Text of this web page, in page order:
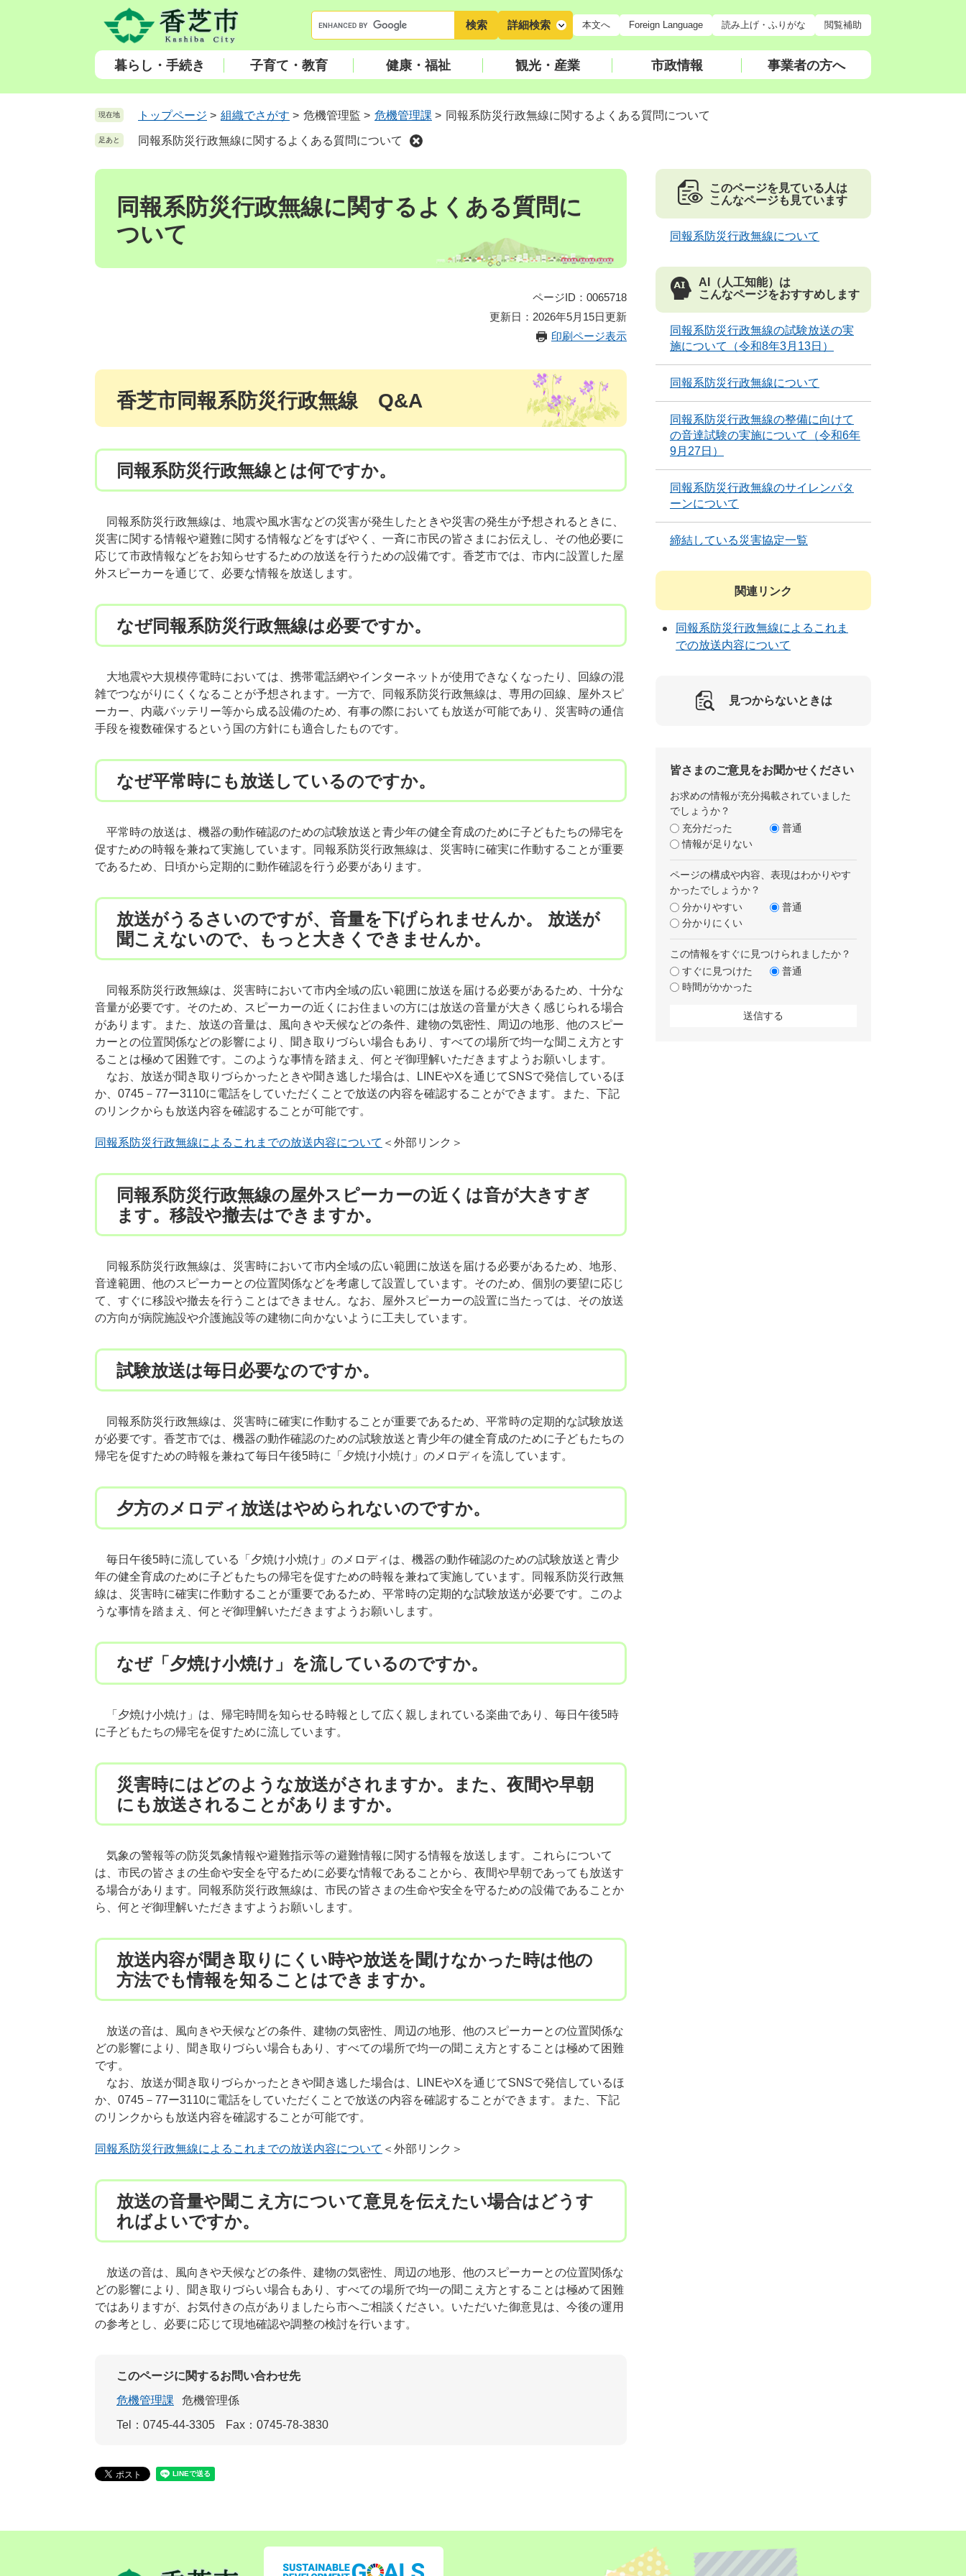
頭
飛
ー
ワ
ー
索
詳細検索 本文へ Foreign Language 読み上げ・ふりがな 閲覧補助
暮らし・手続き 子育て・教育 健康・福祉 観光・産業 市政情報 事業者の方へ
現在地 トップページ > 組織でさがす > 危機管理監 > 危機管理課 > 同報系防災行政無線に関するよくある質問について
足あと 同報系防災行政無線に関するよくある質問について
本
同報系防災行政無線に関するよくある質問に
ついて
ページID：0065718
更新日：2026年5月15日更新
印刷ページ表示
香芝市同報系防災行政無線 Q&A
同報系防災行政無線とは何ですか。
同報系防災行政無線は、地震や風水害などの災害が発生したときや災害の発生が予想されるときに、
災害に関する情報や避難に関する情報などをすばやく、一斉に市民の皆さまにお伝えし、その他必要に
応じて市政情報などをお知らせするための放送を行うための設備です。香芝市では、市内に設置した屋
外スピーカーを通じて、必要な情報を放送します。
なぜ同報系防災行政無線は必要ですか。
大地震や大規模停電時においては、携帯電話網やインターネットが使用できなくなったり、回線の混
雑でつながりにくくなることが予想されます。一方で、同報系防災行政無線は、専用の回線、屋外スピ
ーカー、内蔵バッテリー等から成る設備のため、有事の際においても放送が可能であり、災害時の通信
手段を複数確保するという国の方針にも適合したものです。
なぜ平常時にも放送しているのですか。
平常時の放送は、機器の動作確認のための試験放送と青少年の健全育成のために子どもたちの帰宅を
促すための時報を兼ねて実施しています。同報系防災行政無線は、災害時に確実に作動することが重要
であるため、日頃から定期的に動作確認を行う必要があります。
放送がうるさいのですが、音量を下げられませんか。 放送が
聞こえないので、もっと大きくできませんか。
同報系防災行政無線は、災害時において市内全域の広い範囲に放送を届ける必要があるため、十分な
音量が必要です。そのため、スピーカーの近くにお住まいの方には放送の音量が大きく感じられる場合
があります。また、放送の音量は、風向きや天候などの条件、建物の気密性、周辺の地形、他のスピー
カーとの位置関係などの影響により、聞き取りづらい場合もあり、すべての場所で均一な聞こえ方とす
ることは極めて困難です。このような事情を踏まえ、何とぞ御理解いただきますようお願いします。
なお、放送が聞き取りづらかったときや聞き逃した場合は、LINEやXを通じてSNSで発信しているほ
か、0745－77ー3110に電話をしていただくことで放送の内容を確認することができます。また、下記
のリンクからも放送内容を確認することが可能です。
同報系防災行政無線によるこれまでの放送内容について ＜外部リンク＞
同報系防災行政無線の屋外スピーカーの近くは音が大きすぎ
ます。移設や撤去はできますか。
同報系防災行政無線は、災害時において市内全域の広い範囲に放送を届ける必要があるため、地形、
音達範囲、他のスピーカーとの位置関係などを考慮して設置しています。そのため、個別の要望に応じ
て、すぐに移設や撤去を行うことはできません。なお、屋外スピーカーの設置に当たっては、その放送
の方向が病院施設や介護施設等の建物に向かないように工夫しています。
試験放送は毎日必要なのですか。
同報系防災行政無線は、災害時に確実に作動することが重要であるため、平常時の定期的な試験放送
が必要です。香芝市では、機器の動作確認のための試験放送と青少年の健全育成のために子どもたちの
帰宅を促すための時報を兼ねて毎日午後5時に「夕焼け小焼け」のメロディを流しています。
夕方のメロディ放送はやめられないのですか。
毎日午後5時に流している「夕焼け小焼け」のメロディは、機器の動作確認のための試験放送と青少
年の健全育成のために子どもたちの帰宅を促すための時報を兼ねて実施しています。同報系防災行政無
線は、災害時に確実に作動することが重要であるため、平常時の定期的な試験放送が必要です。このよ
うな事情を踏まえ、何とぞ御理解いただきますようお願いします。
なぜ「夕焼け小焼け」を流しているのですか。
「夕焼け小焼け」は、帰宅時間を知らせる時報として広く親しまれている楽曲であり、毎日午後5時
に子どもたちの帰宅を促すために流しています。
災害時にはどのような放送がされますか。また、夜間や早朝
にも放送されることがありますか。
気象の警報等の防災気象情報や避難指示等の避難情報に関する情報を放送します。これらについて
は、市民の皆さまの生命や安全を守るために必要な情報であることから、夜間や早朝であっても放送す
る場合があります。同報系防災行政無線は、市民の皆さまの生命や安全を守るための設備であることか
ら、何とぞ御理解いただきますようお願いします。
放送内容が聞き取りにくい時や放送を聞けなかった時は他の
方法でも情報を知ることはできますか。
放送の音は、風向きや天候などの条件、建物の気密性、周辺の地形、他のスピーカーとの位置関係な
どの影響により、聞き取りづらい場合もあり、すべての場所で均一の聞こえ方とすることは極めて困難
です。
なお、放送が聞き取りづらかったときや聞き逃した場合は、LINEやXを通じてSNSで発信しているほ
か、0745－77ー3110に電話をしていただくことで放送の内容を確認することができます。また、下記
のリンクからも放送内容を確認することが可能です。
同報系防災行政無線によるこれまでの放送内容について ＜外部リンク＞
放送の音量や聞こえ方について意見を伝えたい場合はどうす
ればよいですか。
放送の音は、風向きや天候などの条件、建物の気密性、周辺の地形、他のスピーカーとの位置関係な
どの影響により、聞き取りづらい場合もあり、すべての場所で均一の聞こえ方とすることは極めて困難
ではありますが、お気付きの点がありましたら市へご相談ください。いただいた御意見は、今後の運用
の参考とし、必要に応じて現地確認や調整の検討を行います。
このページに関するお問い合わせ先
危機管理課
危機管理係
Tel：0745-44-3305
Fax：0745-78-3830
このページを見ている人は
こんなページも見ています
同報系防災行政無線について
AI（人工知能）は
こんなページをおすすめします
同報系防災行政無線の試験放送の実
施について（令和8年3月13日）
同報系防災行政無線について
同報系防災行政無線の整備に向けて
の音達試験の実施について（令和6年
9月27日）
同報系防災行政無線のサイレンパタ
ーンについて
締結している災害協定一覧
関連リンク
同報系防災行政無線によるこれま
での放送内容について
見つからないときは
皆さまのご意見をお聞かせください
お求めの情報が充分掲載されていました
でしょうか？
充分だった
普通
情報が足りない
ページの構成や内容、表現はわかりやす
かったでしょうか？
分かりやすい
普通
分かりにくい
この情報をすぐに見つけられましたか？
すぐに見つけた
普通
時間がかかった